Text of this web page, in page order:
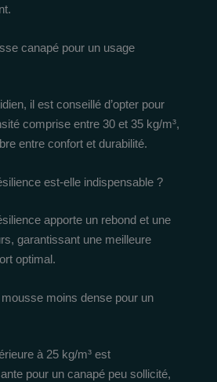
canapé pour un usage
il est conseillé d’opter pour
comprise entre 30 et 35 kg/m³,
entre confort et durabilité.
est-elle indispensable ?
apporte un rebond et une
garantissant une meilleure
optimal.
moins dense pour un
à 25 kg/m³ est
pour un canapé peu sollicité,